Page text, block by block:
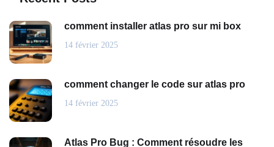
comment installer atlas pro sur mi box
14 février 2025
comment changer le code sur atlas pro
14 février 2025
Atlas Pro Bug : Comment résoudre les